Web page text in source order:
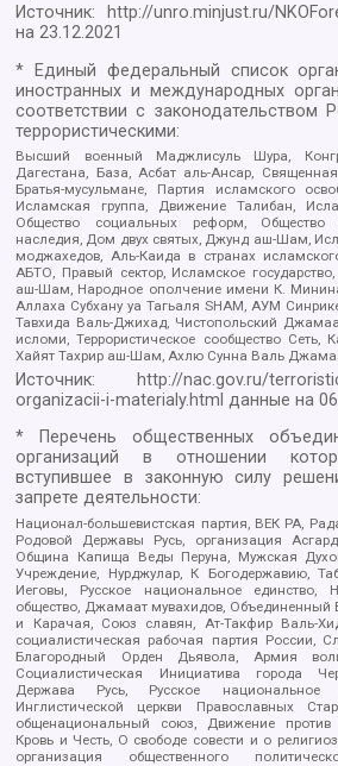
Источник: http://unro.minjust.ru/
на23.12.2021
* Единый федеральный список
иностранных и международных
соответствии с законодательством
террористическими:
Высший военный Маджлисуль Шура,
Дагестана, База, Асбат аль-Ансар,
Братья-мусульмане, Партия исламского
Исламская группа, Движение Талибан,
Общество социальных реформ, Общество
наследия, Дом двух святых, Джунд аш-Шам,
моджахедов, Аль-Каида в странах
АБТО, Правый сектор, Исламское
аш-Шам, Народное ополчение имени К.
Аллаха Субхану уа Тагьаля SHAM, АУМ
Тавхида Валь-Джихад, Чистопольский
исломи, Террористическое сообщество Сеть,
Хайят Тахрир аш-Шам, Ахлю Сунна Валь
Источник:
http://nac.gov.ru/
organizacii-i-materialy.html данные на
* Перечень общественных
организаций в отношении
вступившее в законную силу
запрете деятельности:
Национал-большевистская партия, ВЕК РА,
Родовой Державы Русь, организация
Община Капища Веды Перуна, Мужская
Учреждение, Нурджулар, К Богодержавию,
Иеговы, Русское национальное единство,
общество, Джамаат мувахидов, Объединенный
и Карачая, Союз славян, Ат-Такфир Валь-
социалистическая рабочая партия России,
Благородный Орден Дьявола, Армия
Социалистическая Инициатива города
Держава Русь, Русское национальное
Инглистической церкви Православных
общенациональный союз, Движение против
Кровь и Честь, О свободе совести и о
организация общественного